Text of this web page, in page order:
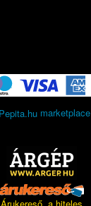
marketplace